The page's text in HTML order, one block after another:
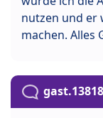
nutzen und er
machen. Alles